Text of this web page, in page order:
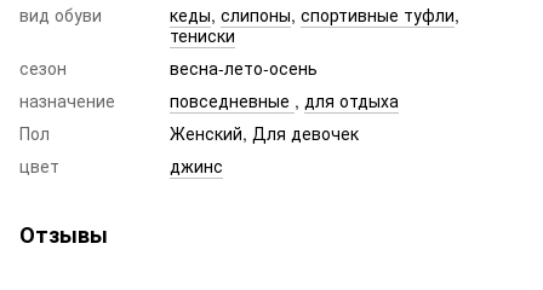
вид обуви
кеды, слипоны, спортивные туфли,
тениски
сезон
весна-лето-осень
назначение
повседневные , для отдыха
Пол
Женский, Для девочек
цвет
джинс
Отзывы